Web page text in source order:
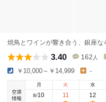
焼鳥とワインが響き合う、銀座な
3.40 162 人
￥10,000～￥14,999 -
空席
情報
月
8/10
火
11
水
12